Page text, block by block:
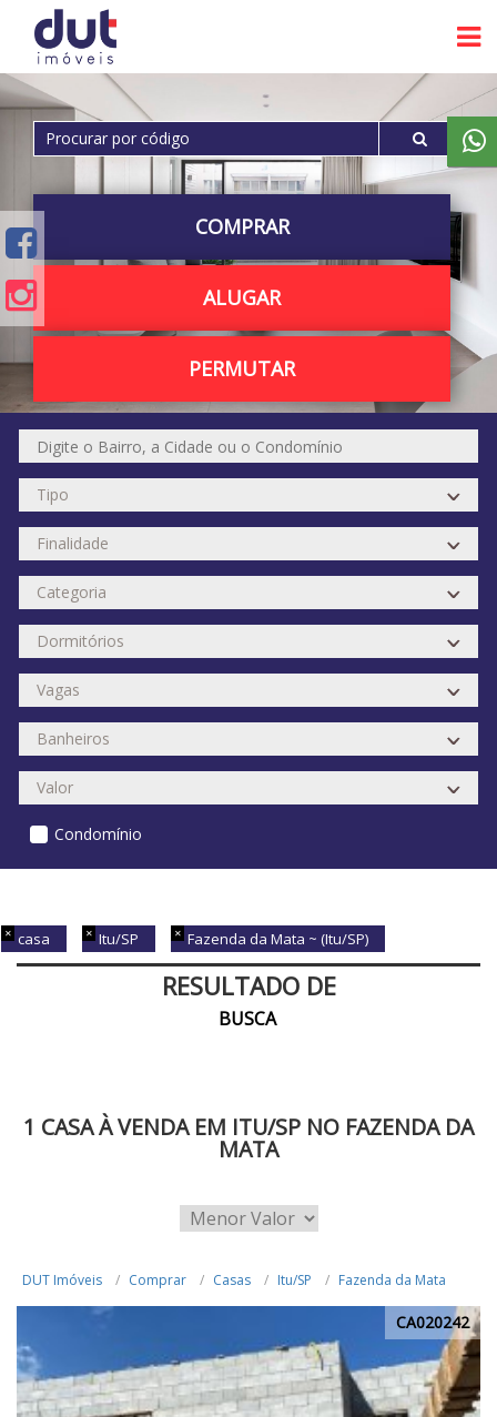
COMPRAR
ALUGAR
PERMUTAR
Condomínio
casa Itu/SP Fazenda da Mata ~ (Itu/SP)
RESULTADO DE
BUSCA
1 CASA À VENDA EM ITU/SP NO FAZENDA DA
MATA
DUT Imóveis Comprar Casas Itu/SP Fazenda da Mata
CA020242